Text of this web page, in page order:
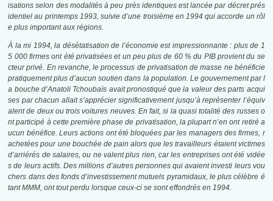
isations selon des modalités à peu près identiques est lancée par décret prés
identiel au printemps 1993, suivie d’une troisième en 1994 qui accorde un rôl
e plus important aux régions.
À la mi 1994, la désétatisation de l’économie est impressionnante : plus de 1
5 000 firmes ont été privatisées et un peu plus de 60 % du PIB provient du se
cteur privé. En revanche, le processus de privatisation de masse ne bénéficie
pratiquement plus d’aucun soutien dans la population. Le gouvernement par l
a bouche d’Anatoli Tchoubaïs avait pronostiqué que la valeur des parts acqui
ses par chacun allait s’apprécier significativement jusqu’à représenter l’équiv
alent de deux ou trois voitures neuves. En fait, si la quasi totalité des russes o
nt participé à cette première phase de privatisation, la plupart n’en ont retiré a
ucun bénéfice. Leurs actions ont été bloquées par les managers des firmes, r
achetées pour une bouchée de pain alors que les travailleurs étaient victimes
d’arriérés de salaires, ou ne valent plus rien, car les entreprises ont été vidée
s de leurs actifs. Des millions d’autres personnes qui avaient investi leurs vou
chers dans des fonds d’investissement mutuels pyramidaux, le plus célèbre é
tant MMM, ont tout perdu lorsque ceux-ci se sont effondrés en 1994.